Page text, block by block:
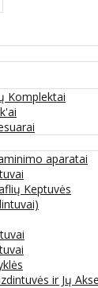
Komplektai
aparatai
Keptuvės
ir Jų